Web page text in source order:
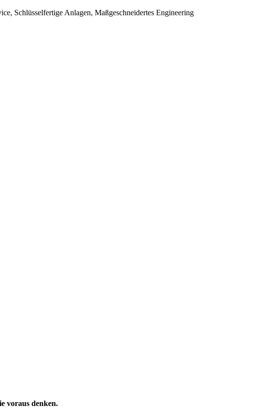
Schlüsselfertige Anlagen, Maßgeschneidertes Engineering
voraus denken.